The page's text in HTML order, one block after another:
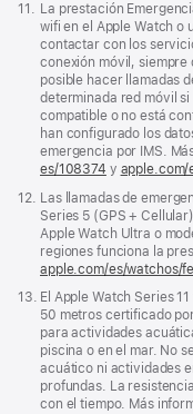
de
página
Nota
página
11. La prestación
wifi en el Apple Watch o
contactar con los
conexión móvil, siempre
posible hacer llamadas
determinada red móvil
compatible o no está
han configurado los
emergencia por IMS.
es/108374 (Se
en
una
ventana
nueva)
y
Nota
página
12. Las llamadas de
Series 5 (GPS +
Apple Watch Ultra o
regiones funciona la
apple.com/es/watchos/
Nota
página
13. El Apple Watch Series
50 metros certificado
para actividades
piscina o en el mar. No
acuático ni actividades
profundas. La
con el tiempo. Más